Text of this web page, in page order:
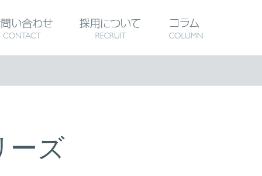
& SERVICE
COMPANY お問い合わせCONTACT採用について
ーズ